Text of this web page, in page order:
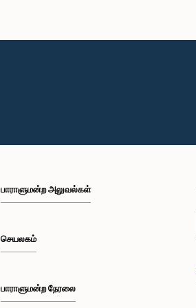
பாராளுமன்ற அலுவல்கள்
செயலகம்
பாராளுமன்ற நேரலை